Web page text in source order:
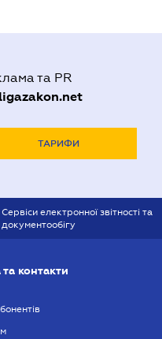
та PR
ligazakon.net
ТАРИФИ
Сервіси електронної звітності та
документообігу
контакти